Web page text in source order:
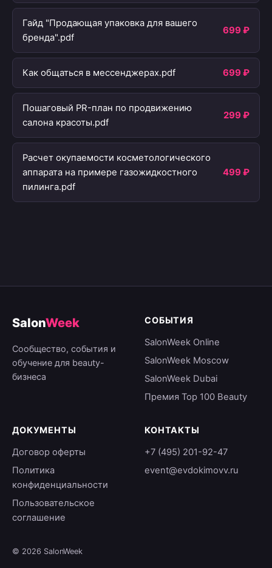
Гайд "Продающая упаковка для вашего
бренда".pdf
699 ₽
Как общаться в мессенджерах.pdf 699 ₽
Пошаговый PR-план по продвижению
салона красоты.pdf
299 ₽
Расчет окупаемости косметологического
аппарата на примере газожидкостного
пилинга.pdf
499 ₽
SalonWeek
Сообщество, события и
обучение для beauty-
бизнеса
СОБЫТИЯ
SalonWeek Online
SalonWeek Moscow
SalonWeek Dubai
Премия Top 100 Beauty
ДОКУМЕНТЫ
Договор оферты
Политика
конфиденциальности
Пользовательское
соглашение
КОНТАКТЫ
+7 (495) 201-92-47
event@evdokimovv.ru
© 2026 SalonWeek